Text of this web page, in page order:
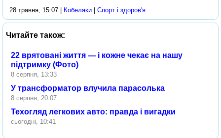
28 травня, 15:07 | Кобеляки Спорт і здоров'я
Читайте також:
22 врятовані життя — і кожне чекає на нашу
підтримку (Фото)
8 серпня, 13:33
У трансформатор влучила парасолька
8 серпня, 20:07
Техогляд легкових авто: правда і вигадки
сьогодні, 10:41